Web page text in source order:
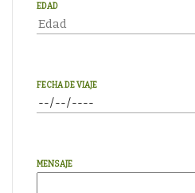
EDAD
FECHA DE VIAJE
MENSAJE